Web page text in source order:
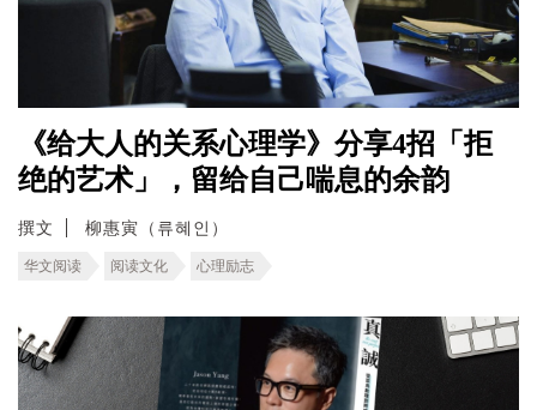
《给大人的关系心理学》分享4招「拒
绝的艺术」，留给自己喘息的余韵
撰文 柳惠寅（류혜인）
华文阅读 阅读文化 心理励志